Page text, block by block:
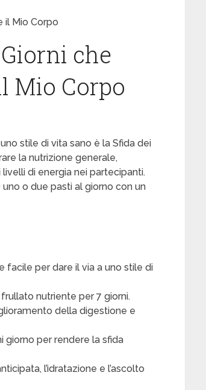
il Mio Corpo
che
Mio Corpo
stile di vita sano è la Sfida dei
la nutrizione generale,
di energia nei partecipanti.
o due pasti al giorno con un
facile per dare il via a uno stile di
nutriente per 7 giorni.
della digestione e
per rendere la sfida
l’idratazione e l’ascolto